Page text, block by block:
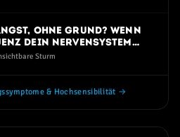
ohne Grund? Wenn
dein Nervensystem
Sturm
& Hochsensibilität →